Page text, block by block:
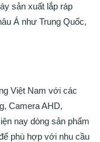
sản xuất lắp ráp
Á như Trung Quốc,
Việt Nam với các
Camera AHD,
nay dòng sản phẩm
phù hợp với nhu cầu